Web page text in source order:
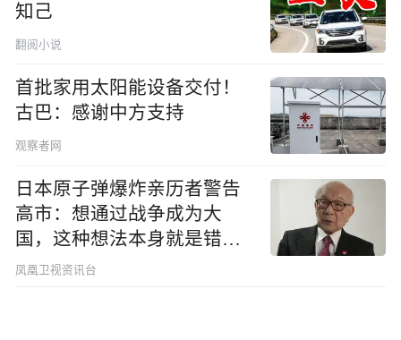
知己
翻阅小说
首批家用太阳能设备交付！
古巴：感谢中方支持
观察者网
日本原子弹爆炸亲历者警告
高市：想通过战争成为大
国，这种想法本身就是错误
的
凤凰卫视资讯台